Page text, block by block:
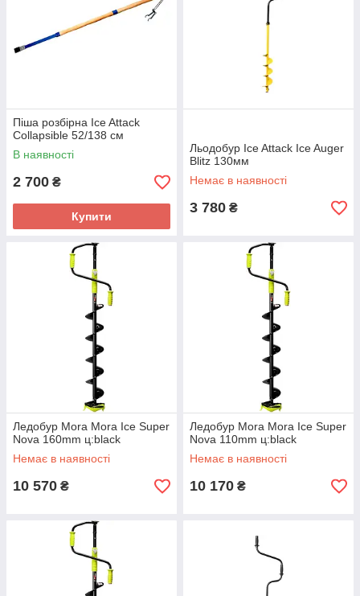
Піша розбірна Ice Attack
Collapsible 52/138 см
В наявності
2 700 ₴
Купити
Льодобур Ice Attack Ice Auger
Blitz 130мм
Немає в наявності
3 780 ₴
Ледобур Mora Mora Ice Super
Nova 160mm ц:black
Немає в наявності
10 570 ₴
Ледобур Mora Mora Ice Super
Nova 110mm ц:black
Немає в наявності
10 170 ₴